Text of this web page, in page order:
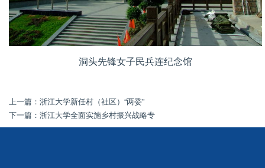
洞头先锋女子民兵连纪念馆
上一篇： 浙江大学新任村（社区）“两委”
下一篇： 浙江大学全面实施乡村振兴战略专